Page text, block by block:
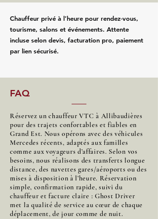
Chauffeur privé à l’heure pour rendez‑vous,
tourisme, salons et événements. Attente
incluse selon devis, facturation pro, paiement
par lien sécurisé.
FAQ
Réservez un chauffeur VTC à Allibaudières
pour des trajets confortables et fiables en
Grand Est. Nous opérons avec des véhicules
Mercedes récents, adaptés aux familles
comme aux voyageurs d’affaires. Selon vos
besoins, nous réalisons des transferts longue
distance, des navettes gares/aéroports ou des
mises à disposition à l’heure. Réservation
simple, confirmation rapide, suivi du
chauffeur et facture claire : Ghost Driver
met la qualité de service au cœur de chaque
déplacement, de jour comme de nuit.